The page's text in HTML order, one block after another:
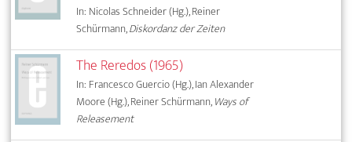
In: Nicolas Schneider (Hg.), Reiner
Schürmann,Diskordanz der Zeiten
The Reredos (1965)
In: Francesco Guercio (Hg.), Ian Alexander
Moore (Hg.), Reiner Schürmann,Ways of
Releasement